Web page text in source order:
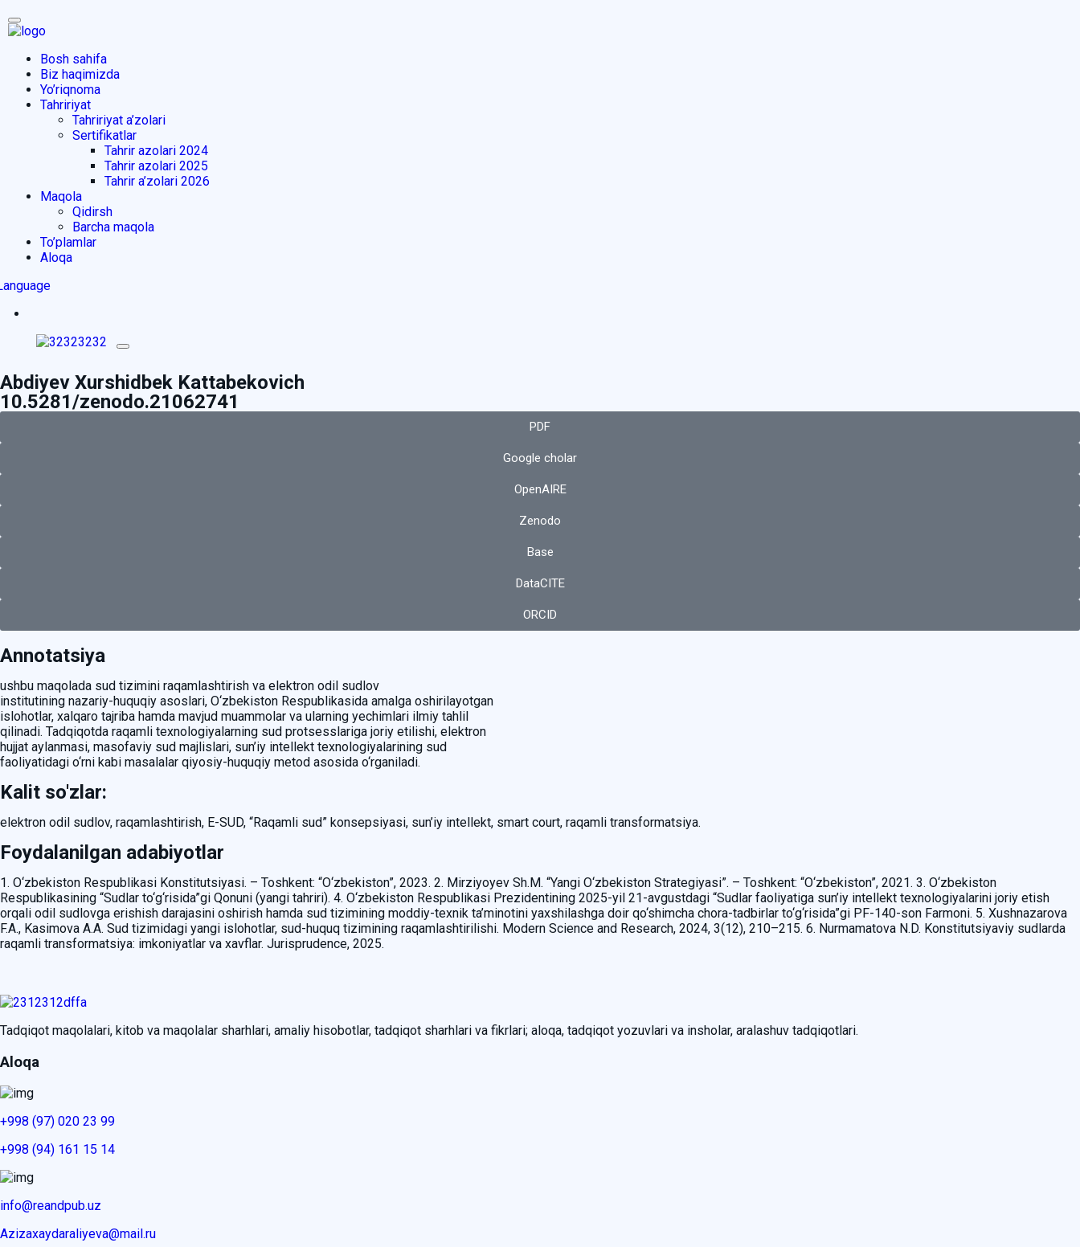
Bosh sahifa
Biz haqimizda
Yo’riqnoma
Tahririyat
Tahririyat a’zolari
Sertifikatlar
Tahrir azolari 2024
Tahrir azolari 2025
Tahrir a’zolari 2026
Maqola
Qidirsh
Barcha maqola
To’plamlar
Aloqa
Abdiyev Xurshidbek Kattabekovich
10.5281/zenodo.21062741
PDF
Google cholar
OpenAIRE
Zenodo
Base
DataCITE
ORCID
Annotatsiya
ushbu maqolada sud tizimini raqamlashtirish va elektron odil sudlov
institutining nazariy-huquqiy asoslari, O‘zbekiston Respublikasida amalga oshirilayotgan
islohotlar, xalqaro tajriba hamda mavjud muammolar va ularning yechimlari ilmiy tahlil
qilinadi. Tadqiqotda raqamli texnologiyalarning sud protsesslariga joriy etilishi, elektron
hujjat aylanmasi, masofaviy sud majlislari, sun’iy intellekt texnologiyalarining sud
faoliyatidagi o‘rni kabi masalalar qiyosiy-huquqiy metod asosida o‘rganiladi.
Kalit so'zlar:
elektron odil sudlov, raqamlashtirish, E-SUD, “Raqamli sud” konsepsiyasi, sun’iy intellekt, smart court, raqamli transformatsiya.
Foydalanilgan adabiyotlar
1. O‘zbekiston Respublikasi Konstitutsiyasi. – Toshkent: “O‘zbekiston”, 2023. 2. Mirziyoyev Sh.M. “Yangi O‘zbekiston Strategiyasi”. – Toshkent: “O‘zbekiston”, 2021. 3. O‘zbekiston
Respublikasining “Sudlar to‘g‘risida”gi Qonuni (yangi tahriri). 4. O‘zbekiston Respublikasi Prezidentining 2025-yil 21-avgustdagi “Sudlar faoliyatiga sun’iy intellekt texnologiyalarini joriy etish
orqali odil sudlovga erishish darajasini oshirish hamda sud tizimining moddiy-texnik ta’minotini yaxshilashga doir qo‘shimcha chora-tadbirlar to‘g‘risida”gi PF-140-son Farmoni. 5. Xushnazarova
F.A., Kasimova A.A. Sud tizimidagi yangi islohotlar, sud-huquq tizimining raqamlashtirilishi. Modern Science and Research, 2024, 3(12), 210–215. 6. Nurmamatova N.D. Konstitutsiyaviy sudlarda
raqamli transformatsiya: imkoniyatlar va xavflar. Jurisprudence, 2025.
Tadqiqot maqolalari, kitob va maqolalar sharhlari, amaliy hisobotlar, tadqiqot sharhlari va fikrlari; aloqa, tadqiqot yozuvlari va insholar, aralashuv tadqiqotlari.
Aloqa
+998 (97) 020 23 99
+998 (94) 161 15 14
info@reandpub.uz
Azizaxaydaraliyeva@mail.ru